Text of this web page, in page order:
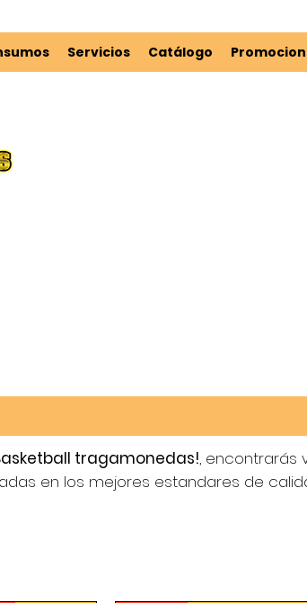
Servicios Catálogo
tragamonedas!, encontrarás
en los mejores estandares de